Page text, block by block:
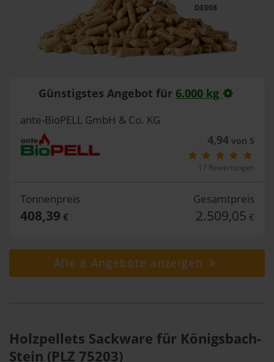
DE008
Günstigstes Angebot für 6.000 kg
ante-BioPELL GmbH & Co. KG
4,94von 5
17 Bewertungen
Tonnenpreis
408,39 €
Gesamtpreis
2.509,05 €
Alle 8 Angebote anzeigen
Holzpellets Sackware für Königsbach-
Stein (PLZ 75203)